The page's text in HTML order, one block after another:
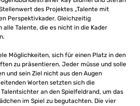
des Projektes „Talente mit
Perspektivkader. Gleichzeitig
Talente, die es nicht in die Kader
Möglichkeiten, sich für einen Platz in den
zu präsentieren. Jeder müsse und solle
und sein Ziel nicht aus den Augen
Worten setzten sich die
an den Spielfeldrand, um das
im Spiel zu begutachten. Die vier